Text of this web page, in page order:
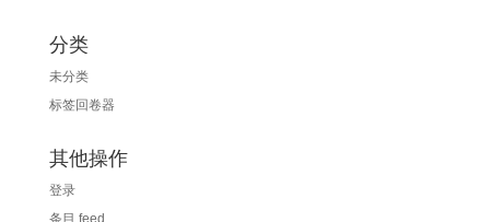
分类
未分类
标签回卷器
其他操作
登录
条目 feed